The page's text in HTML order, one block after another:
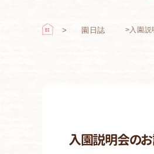
園日誌 >入園説
入園説明会の